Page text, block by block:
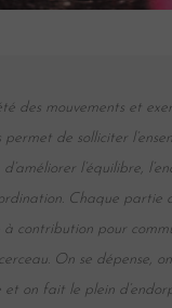
des mouvements et
permet de solliciter
d’améliorer l’équilibre,
Chaque partie
à contribution pour
On se dépense,
et on fait le plein